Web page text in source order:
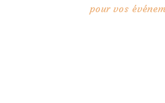
pour vos